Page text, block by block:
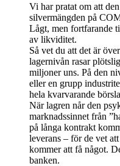
Vi har pratat om att
silvermängden på
Lågt, men fortfarande
av likviditet.
Så vet du att det är
lagernivån rasar
miljoner uns. På den
eller en grupp
hela kvarvarande
När lagren når den
marknadssinnet från
på långa kontrakt
leverans – för de vet
kommer att få något.
banken.